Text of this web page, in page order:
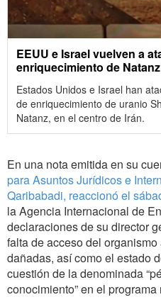
EEUU e Israel vuelven a
enriquecimiento de
Estados Unidos e Israel han
de enriquecimiento de uranio
Natanz, en el centro de Irán.
En una nota emitida en su
para Asuntos Jurídicos e
Qaribabadi, reaccionó el
la Agencia Internacional de
declaraciones de su director
falta de acceso del
dañadas, así como el estado
cuestión de la denominada
conocimiento” en el